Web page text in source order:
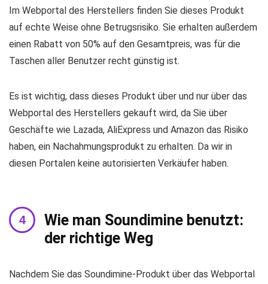
Im Webportal des Herstellers finden Sie dieses Produkt
auf echte Weise ohne Betrugsrisiko. Sie erhalten außerdem
einen Rabatt von 50% auf den Gesamtpreis, was für die
Taschen aller Benutzer recht günstig ist.
Es ist wichtig, dass dieses Produkt über und nur über das
Webportal des Herstellers gekauft wird, da Sie über
Geschäfte wie Lazada, AliExpress und Amazon das Risiko
haben, ein Nachahmungsprodukt zu erhalten. Da wir in
diesen Portalen keine autorisierten Verkäufer haben.
Wie man Soundimine benutzt:
der richtige Weg
Nachdem Sie das Soundimine-Produkt über das Webportal